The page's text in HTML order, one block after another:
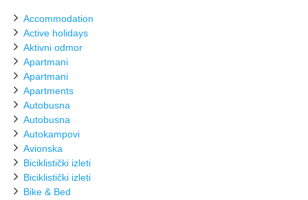
Accommodation
Active holidays
Aktivni odmor
Apartmani
Apartmani
Apartments
Autobusna
Autobusna
Autokampovi
Avionska
Biciklistički izleti
Biciklistički izleti
Bike & Bed